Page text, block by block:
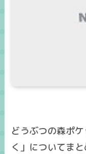
どうぶつの森ポ
く」についてま